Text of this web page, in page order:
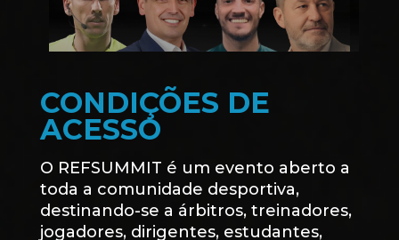
CONDIÇÕES DE
ACESSO
O REFSUMMIT é um evento aberto a
toda a comunidade desportiva,
destinando-se a árbitros, treinadores,
jogadores, dirigentes, estudantes,